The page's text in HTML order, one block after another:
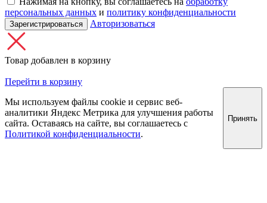
персональных данных и политику конфиденциальности
Зарегистрироваться Авторизоваться
Товар добавлен в корзину
Перейти в корзину
Мы используем файлы cookie и сервис веб-
аналитики Яндекс Метрика для улучшения работы
сайта. Оставаясь на сайте, вы соглашаетесь с
Политикой конфиденциальности.
Принять